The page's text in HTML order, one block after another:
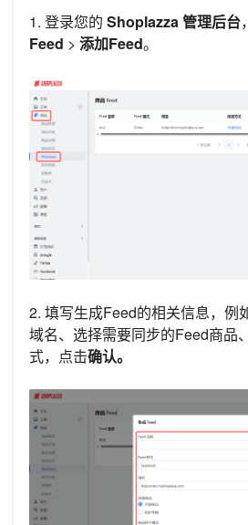
1. 登录您的 Shoplazza 管理后台
Feed > 添加Feed。
2. 填写生成Feed的相关信息，例
域名、选择需要同步的Feed商品
式，点击确认。